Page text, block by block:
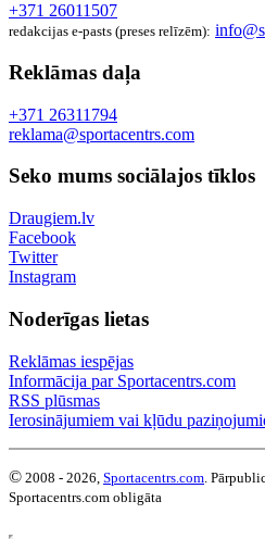
+371 26011507
redakcijas e-pasts (preses relīzēm):
Reklāmas daļa
+371 26311794
reklama@sportacentrs.com
Seko mums sociālajos tīklos
Draugiem.lv
Facebook
Twitter
Instagram
Noderīgas lietas
Reklāmas iespējas
Informācija par Sportacentrs.com
RSS plūsmas
Ierosinājumiem vai kļūdu
© 2008 - 2026, Sportacentrs.com .
Sportacentrs.com obligāta